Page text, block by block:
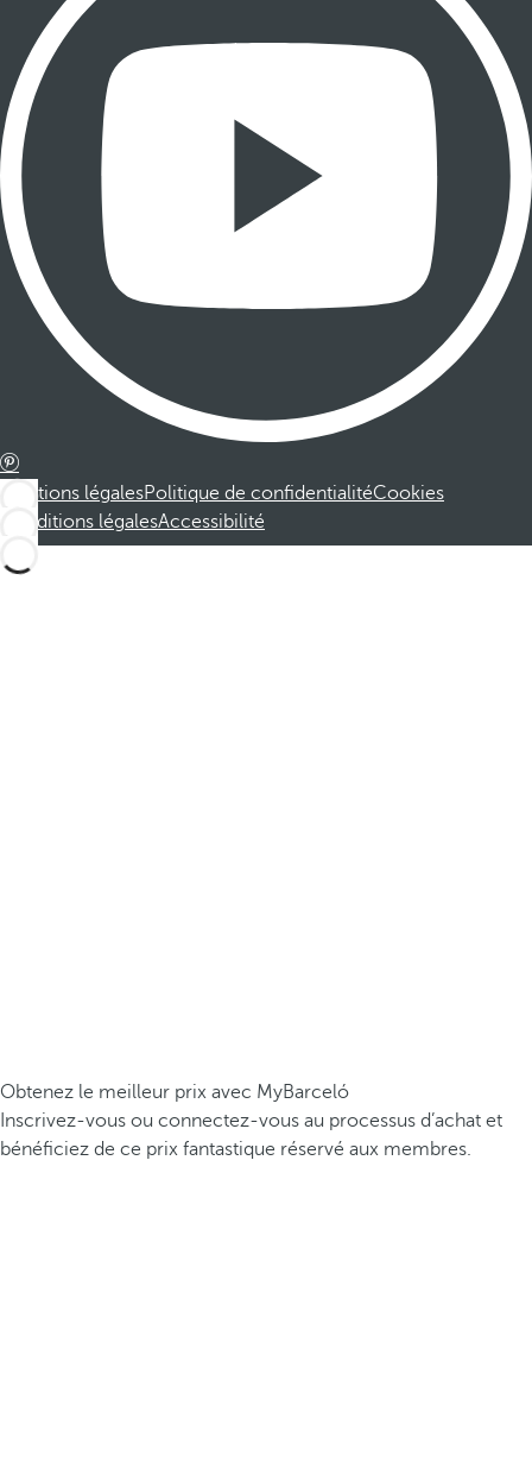
Mentions légalesPolitique de confidentialitéCookies
Conditions légalesAccessibilité
Obtenez le meilleur prix avec MyBarceló
Inscrivez-vous ou connectez-vous au processus d’achat et
bénéficiez de ce prix fantastique réservé aux membres.